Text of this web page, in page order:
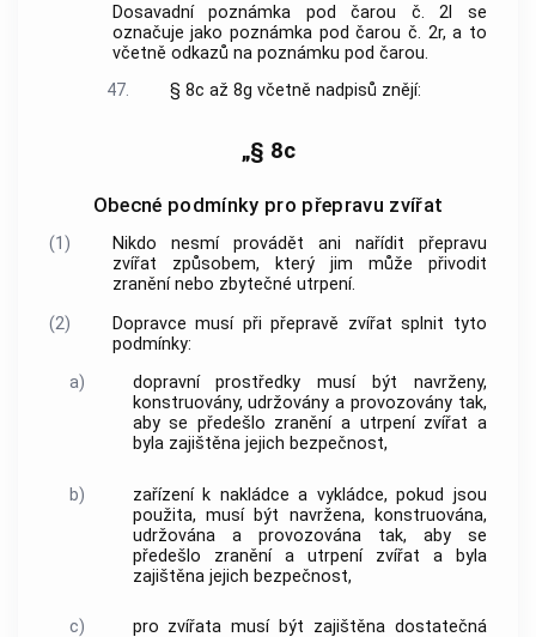
Dosavadní poznámka pod čarou č. 2l se
označuje jako poznámka pod čarou č. 2r, a to
včetně odkazů na poznámku pod čarou.
47.
§ 8c až 8g včetně nadpisů znějí:
„§ 8c
Obecné podmínky pro přepravu zvířat
(1)
Nikdo nesmí provádět ani nařídit přepravu
zvířat způsobem, který jim může přivodit
zranění nebo zbytečné utrpení.
(2)
Dopravce musí při přepravě zvířat splnit tyto
podmínky:
a)
dopravní prostředky musí být navrženy,
konstruovány, udržovány a provozovány tak,
aby se předešlo zranění a utrpení zvířat a
byla zajištěna jejich bezpečnost,
b)
zařízení k nakládce a vykládce, pokud jsou
použita, musí být navržena, konstruována,
udržována a provozována tak, aby se
předešlo zranění a utrpení zvířat a byla
zajištěna jejich bezpečnost,
c) pro zvířata musí být zajištěna dostatečná